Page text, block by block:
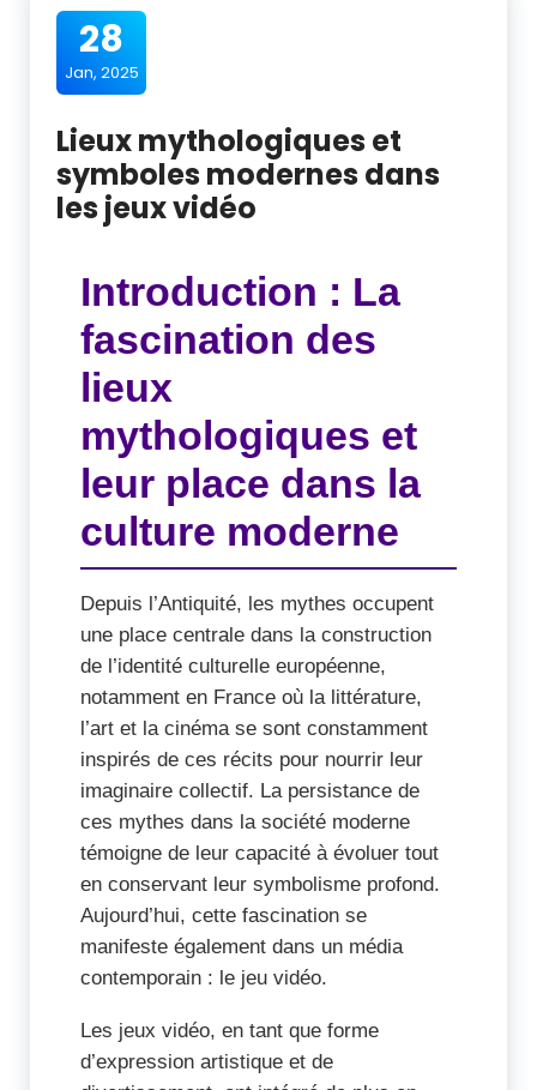
28
Jan, 2025
Lieux mythologiques et
symboles modernes dans
les jeux vidéo
Introduction : La
fascination des
lieux
mythologiques et
leur place dans la
culture moderne
Depuis l’Antiquité, les mythes occupent
une place centrale dans la construction
de l’identité culturelle européenne,
notamment en France où la littérature,
l’art et la cinéma se sont constamment
inspirés de ces récits pour nourrir leur
imaginaire collectif. La persistance de
ces mythes dans la société moderne
témoigne de leur capacité à évoluer tout
en conservant leur symbolisme profond.
Aujourd’hui, cette fascination se
manifeste également dans un média
contemporain : le jeu vidéo.
Les jeux vidéo, en tant que forme
d’expression artistique et de